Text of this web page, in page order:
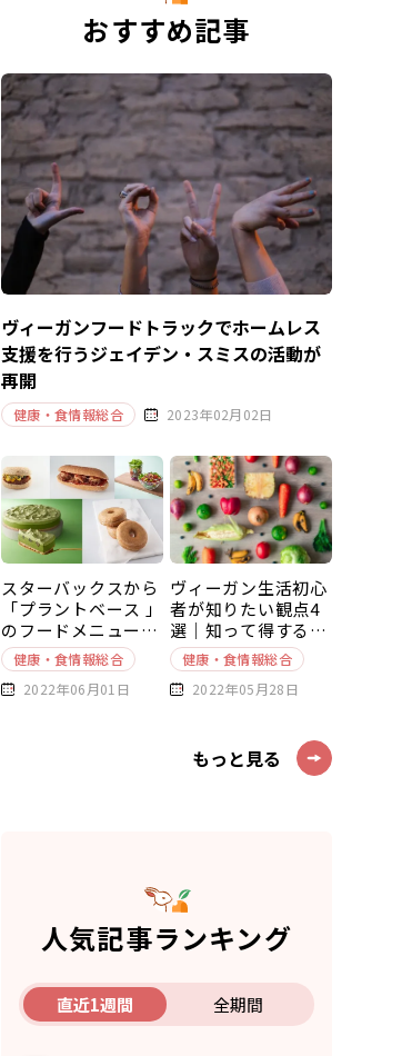
おすすめ記事
ヴィーガンフードトラックでホームレス
支援を行うジェイデン・スミスの活動が
再開
健康・食情報総合 2023年02月02日
スターバックスから
「プラントベース 」
のフードメニューが
新発売
健康・食情報総合
2022年06月01日
ヴィーガン生活初心
者が知りたい観点4
選｜知って得する豆
知識～基本編～
健康・食情報総合
2022年05月28日
もっと見る
人気記事ランキング
直近1週間 全期間